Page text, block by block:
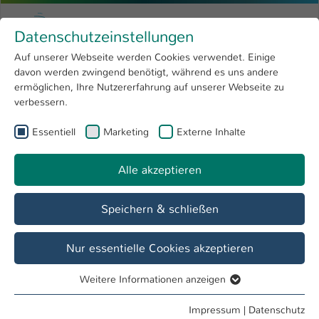
Menu
Forschung 4
Open submenu
Hochschule
International
Zum Hauptinhalt springen
Hochschule Kaiserslautern
Sie sind hier:
Menschen und Projekte
Datenschutzeinstellungen
Auf unserer Webseite werden Cookies verwendet. Einige
davon werden zwingend benötigt, während es uns andere
ermöglichen, Ihre Nutzererfahrung auf unserer Webseite zu
verbessern.
Essentiell Marketing Externe Inhalte
Alle akzeptieren
Speichern & schließen
Nur essentielle Cookies akzeptieren
Essentielle Cookies werden für grundlegende Funktionen
Weitere Informationen anzeigen
Impressum | Datenschutz